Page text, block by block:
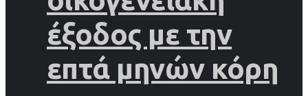
έξοδος με την
επτά μηνών κόρη